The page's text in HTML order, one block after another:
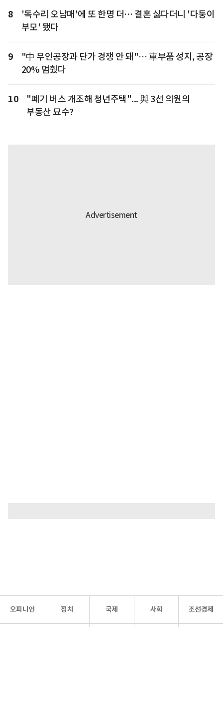
8
'독수리 오남매'에 또 한명 더… 결혼 싫다더니 '다둥이
부모' 됐다
9
"中 무인공장과 단가 경쟁 안 돼"… 車부품 성지, 공장
20% 멈췄다
10
"폐기 버스 개조해 청년주택"... 與 3선 의원의
부동산 묘수?
오피니언 정치 국제 사회 조선경제